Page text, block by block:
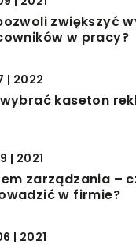
zwiększyć
w pracy?
| 2022
kaseton
| 2021
zarządzania –
w firmie?
| 2021